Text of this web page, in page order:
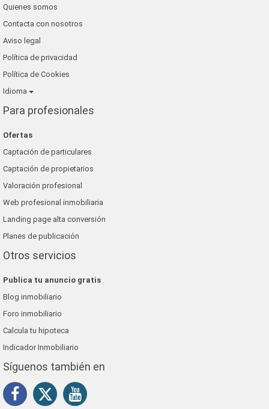
Quienes somos
Contacta con nosotros
Aviso legal
Política de privacidad
Política de Cookies
Idioma
Para profesionales
Ofertas
Captación de particulares
Captación de propietarios
Valoración profesional
Web profesional inmobiliaria
Landing page alta conversión
Planes de publicación
Otros servicios
Publica tu anuncio gratis
Blog inmobiliario
Foro inmobiliario
Calcula tu hipoteca
Indicador Inmobiliario
Síguenos también en